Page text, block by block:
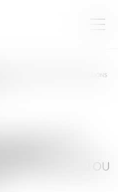
L’ÉTABLISSEMENT DE CANALISATIONS
SERVITUDES
DE
D’EAU OU